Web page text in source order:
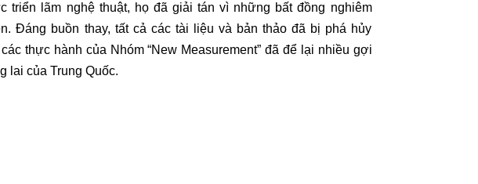
triển lãm nghệ thuật, họ đã giải tán vì những bất đồng nghiêm
Đáng buồn thay, tất cả các tài liệu và bản thảo đã bị phá hủy
thực hành của Nhóm “New Measurement” đã để lại nhiều gợi
lai của Trung Quốc.